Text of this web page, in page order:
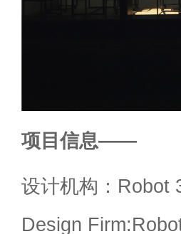
项目信息——
设计机构：Robot
Design